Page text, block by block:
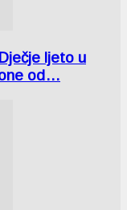
ljeto u
od…